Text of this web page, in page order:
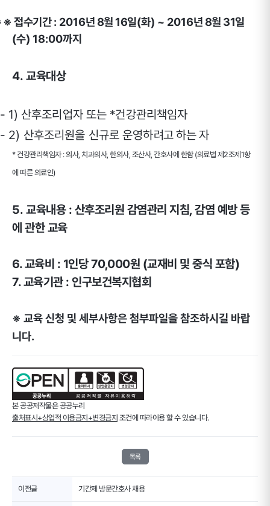
※ 접수기간: 2016년 8월 16일(화) ~ 2016년 8월 31일
(수) 18:00까지
4. 교육대상
- 1) 산후조리업자 또는 *건강관리책임자
- 2) 산후조리원을 신규로 운영하려고 하는 자
* 건강관리책임자 : 의사, 치과의사, 한의사, 조산사, 간호사에 한함 (의료법 제2조제1항
에 따른 의료인)
5. 교육내용 : 산후조리원 감염관리 지침, 감염 예방 등
에 관한 교육
6. 교육비 : 1인당 70,000원 (교재비 및 중식 포함)
7. 교육기관 : 인구보건복지협회
※ 교육 신청 및 세부사항은 첨부파일을 참조하시길 바랍
니다.
본 공공저작물은 공공누리
출처표시+상업적 이용금지+변경금지 조건에 따라이용 할 수 있습니다.
목록
이전글 기간제 방문간호사 채용